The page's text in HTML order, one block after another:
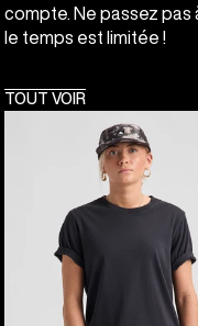
compte. Ne passez pas
le temps est limitée !
TOUT VOIR
manches
courtes